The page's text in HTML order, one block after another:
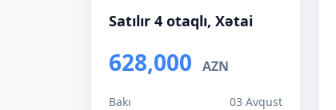
Satılır 4 otaqlı, Xətai
628,000 AZN
Bakı 03 Avqust